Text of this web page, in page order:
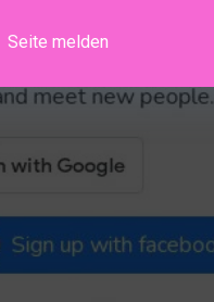
Seite melden